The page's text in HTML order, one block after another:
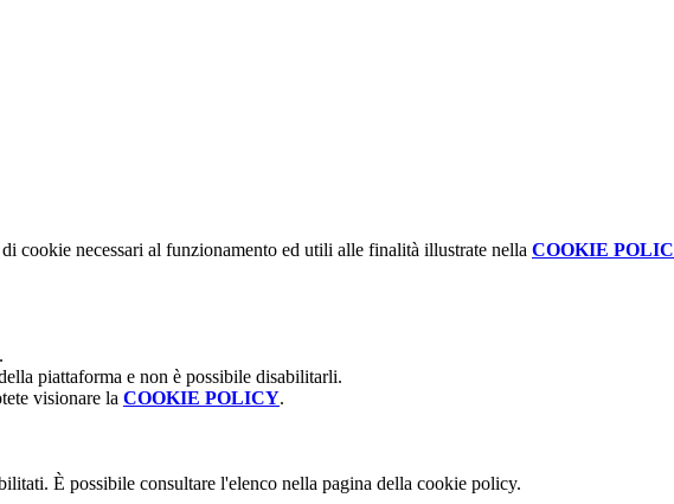
cookie necessari al funzionamento ed utili alle finalità illustrate nella COOKIE
piattaforma e non è possibile disabilitarli.
visionare la COOKIE POLICY.
È possibile consultare l'elenco nella pagina della cookie policy.